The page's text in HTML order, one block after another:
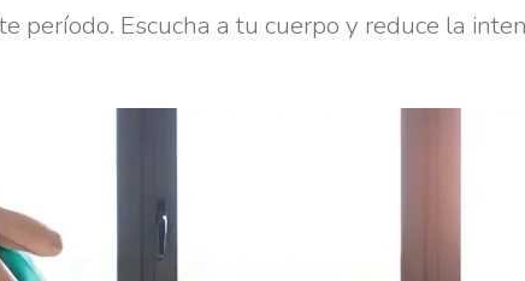
período. Escucha a tu cuerpo y reduce la